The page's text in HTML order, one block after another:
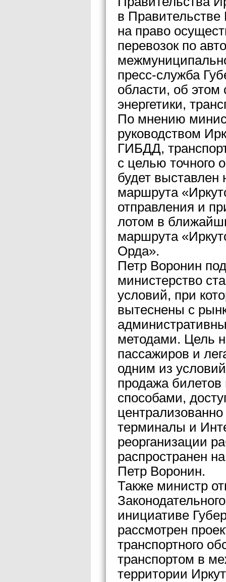
в Правительстве
на право
перевозок по
пресс-служба
области, об
энергетики,
По мнению
руководством
ГИБДД,
с целью точного
будет выставлен
маршрута
отправления и
лотом в
маршрута
Орда».
Петр Воронин
министерство
условий, при
вытеснены с
методами. Цель
пассажиров и
одним из
продажа
способами,
терминалы и
реорганизации
распространен
Петр Воронин.
Также министр
инициативе
рассмотрен
транспортного
транспортом в
территории